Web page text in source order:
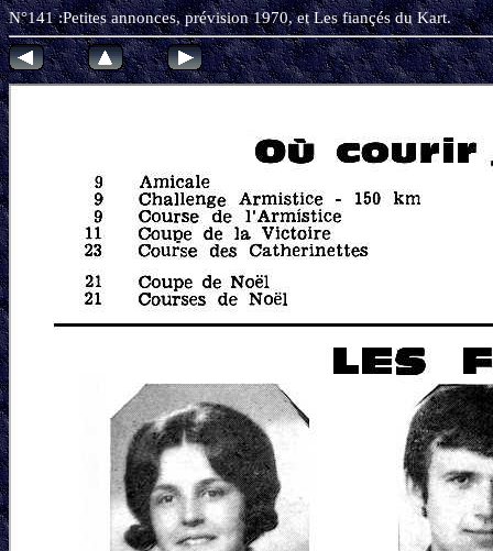
N°141 :Petites annonces, prévision 1970, et Les fiançés